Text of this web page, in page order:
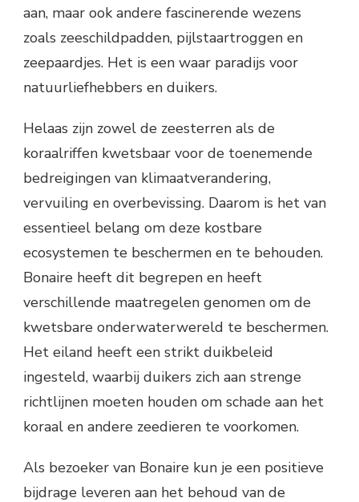
aan, maar ook andere fascinerende wezens
zoals zeeschildpadden, pijlstaartroggen en
zeepaardjes. Het is een waar paradijs voor
natuurliefhebbers en duikers.
Helaas zijn zowel de zeesterren als de
koraalriffen kwetsbaar voor de toenemende
bedreigingen van klimaatverandering,
vervuiling en overbevissing. Daarom is het van
essentieel belang om deze kostbare
ecosystemen te beschermen en te behouden.
Bonaire heeft dit begrepen en heeft
verschillende maatregelen genomen om de
kwetsbare onderwaterwereld te beschermen.
Het eiland heeft een strikt duikbeleid
ingesteld, waarbij duikers zich aan strenge
richtlijnen moeten houden om schade aan het
koraal en andere zeedieren te voorkomen.
Als bezoeker van Bonaire kun je een positieve
bijdrage leveren aan het behoud van de